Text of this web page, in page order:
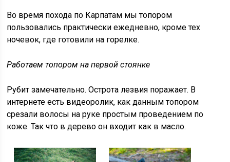
Во время похода по Карпатам мы топором
пользовались практически ежедневно, кроме тех
ночевок, где готовили на горелке.
Работаем топором на первой стоянке
Рубит замечательно. Острота лезвия поражает. В
интернете есть видеоролик, как данным топором
срезали волосы на руке простым проведением по
коже. Так что в дерево он входит как в масло.